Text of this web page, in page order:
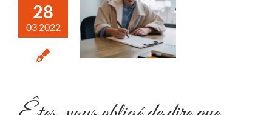
28
03 2022